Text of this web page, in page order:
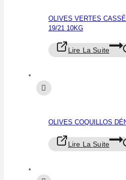
OLIVES VERTES
19/21 10KG
Lire La Suite
OLIVES COQUILLOS
Lire La Suite